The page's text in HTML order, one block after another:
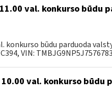
val. konkurso
konkurso būdu parduoda
VIN:
10.00 val. konkurso